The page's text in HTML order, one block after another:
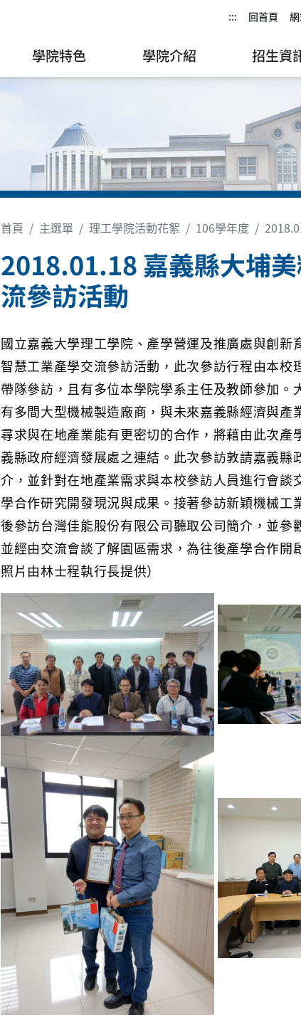
::: 回首頁
學院特色 學院介紹 招生資
首頁 主選單 理工學院活動花絮 106學年度
2018.01.18 嘉義縣大埔
流參訪活動
國立嘉義大學理工學院、產學營運及推廣處與創
智慧工業產學交流參訪活動，此次參訪行程由本
帶隊參訪，且有多位本學院學系主任及教師參加
有多間大型機械製造廠商，與未來嘉義縣經濟與
尋求與在地產業能有更密切的合作，將藉由此次
義縣政府經濟發展處之連結。此次參訪敦請嘉義
介，並針對在地產業需求與本校參訪人員進行會
學合作研究開發現況與成果。接著參訪新穎機械
後參訪台灣佳能股份有限公司聽取公司簡介，並參
並經由交流會談了解園區需求，為往後產學合作
照片由林士程執行長提供）